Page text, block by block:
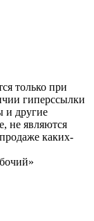
только при
гиперссылки
и другие
не являются
каких-